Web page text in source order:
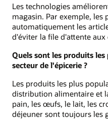
Les technologies
magasin. Par exemple,
automatiquement les
d'éviter la file d'attente aux
Quels sont les produits
secteur de l'épicerie ?
Les produits les plus
distribution alimentaire et
pain, les œufs, le lait, les
déjeuner sont toujours les